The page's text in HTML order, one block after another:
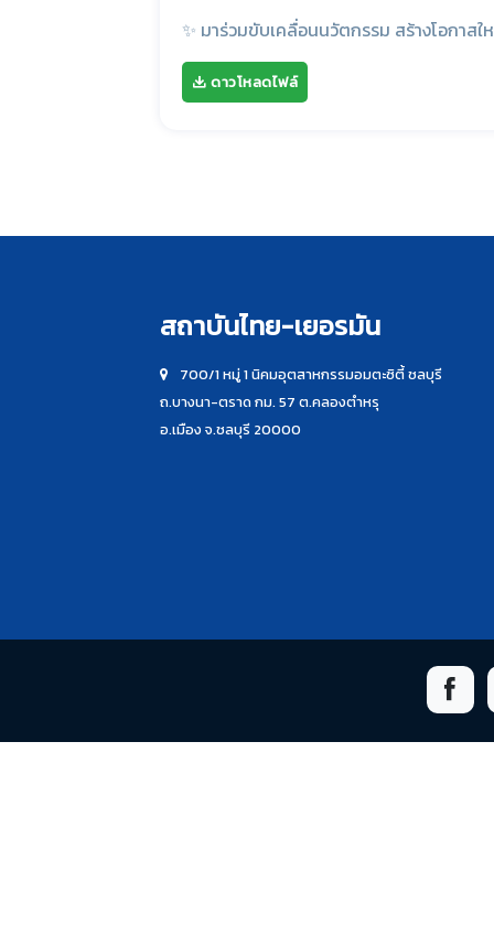
✨ มาร่วมขับเคลื่อนนวัตกรรม สร้างโอกาส
ดาวโหลดไฟล์
สถาบันไทย-เยอรมัน
700/1 หมู่ 1 นิคมอุตสาหกรรมอมตะซิตี้ ชลบุรี
ถ.บางนา-ตราด กม. 57 ต.คลองตำหรุ
อ.เมือง จ.ชลบุรี 20000